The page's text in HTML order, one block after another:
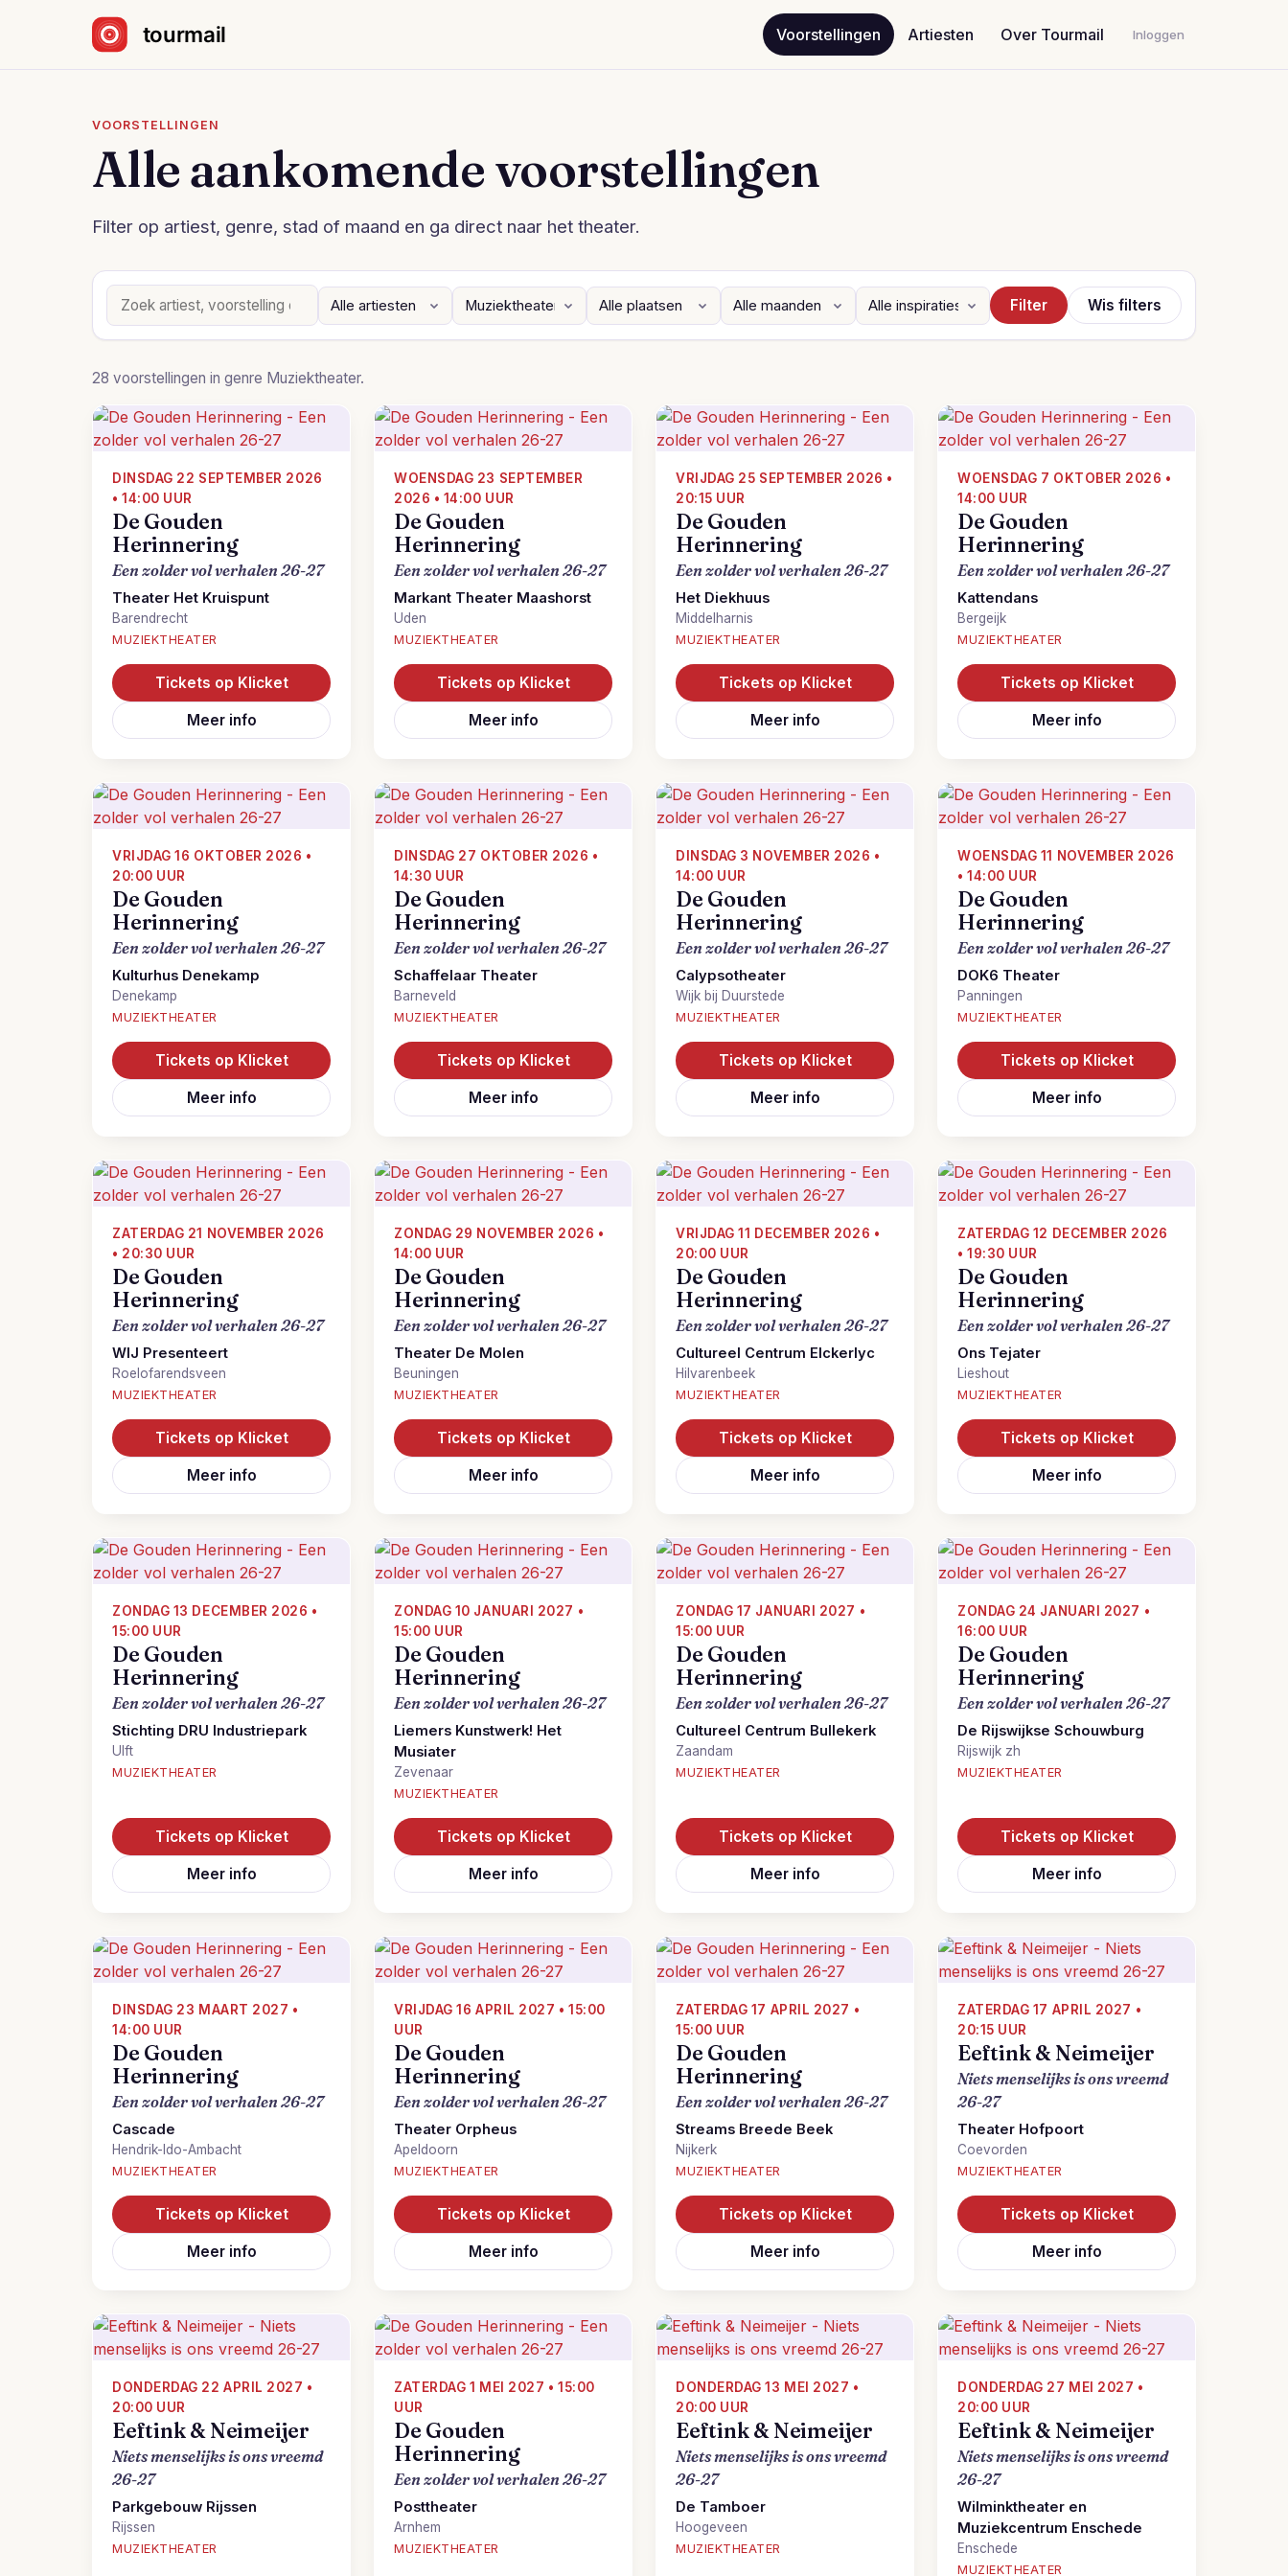
Voorstellingen
Artiesten Over Tourmail Inloggen
VOORSTELLINGEN
Alle aankomende voorstellingen
Filter op artiest, genre, stad of maand en ga direct naar het theater.
Filter Wis filters
28 voorstellingen in genre Muziektheater.
DINSDAG 22 SEPTEMBER 2026
• 14:00 UUR
De Gouden
Herinnering
Een zolder vol verhalen 26-27
Theater Het Kruispunt
Barendrecht
MUZIEKTHEATER
Tickets op Klicket
Meer info
WOENSDAG 23 SEPTEMBER
2026 • 14:00 UUR
De Gouden
Herinnering
Een zolder vol verhalen 26-27
Markant Theater Maashorst
Uden
MUZIEKTHEATER
Tickets op Klicket
Meer info
VRIJDAG 25 SEPTEMBER 2026 •
20:15 UUR
De Gouden
Herinnering
Een zolder vol verhalen 26-27
Het Diekhuus
Middelharnis
MUZIEKTHEATER
Tickets op Klicket
Meer info
WOENSDAG 7 OKTOBER 2026 •
14:00 UUR
De Gouden
Herinnering
Een zolder vol verhalen 26-27
Kattendans
Bergeijk
MUZIEKTHEATER
Tickets op Klicket
Meer info
VRIJDAG 16 OKTOBER 2026 •
20:00 UUR
De Gouden
Herinnering
Een zolder vol verhalen 26-27
Kulturhus Denekamp
Denekamp
MUZIEKTHEATER
Tickets op Klicket
Meer info
DINSDAG 27 OKTOBER 2026 •
14:30 UUR
De Gouden
Herinnering
Een zolder vol verhalen 26-27
Schaffelaar Theater
Barneveld
MUZIEKTHEATER
Tickets op Klicket
Meer info
DINSDAG 3 NOVEMBER 2026 •
14:00 UUR
De Gouden
Herinnering
Een zolder vol verhalen 26-27
Calypsotheater
Wijk bij Duurstede
MUZIEKTHEATER
Tickets op Klicket
Meer info
WOENSDAG 11 NOVEMBER 2026
• 14:00 UUR
De Gouden
Herinnering
Een zolder vol verhalen 26-27
DOK6 Theater
Panningen
MUZIEKTHEATER
Tickets op Klicket
Meer info
ZATERDAG 21 NOVEMBER 2026
• 20:30 UUR
De Gouden
Herinnering
Een zolder vol verhalen 26-27
WIJ Presenteert
Roelofarendsveen
MUZIEKTHEATER
Tickets op Klicket
Meer info
ZONDAG 29 NOVEMBER 2026 •
14:00 UUR
De Gouden
Herinnering
Een zolder vol verhalen 26-27
Theater De Molen
Beuningen
MUZIEKTHEATER
Tickets op Klicket
Meer info
VRIJDAG 11 DECEMBER 2026 •
20:00 UUR
De Gouden
Herinnering
Een zolder vol verhalen 26-27
Cultureel Centrum Elckerlyc
Hilvarenbeek
MUZIEKTHEATER
Tickets op Klicket
Meer info
ZATERDAG 12 DECEMBER 2026
• 19:30 UUR
De Gouden
Herinnering
Een zolder vol verhalen 26-27
Ons Tejater
Lieshout
MUZIEKTHEATER
Tickets op Klicket
Meer info
ZONDAG 13 DECEMBER 2026 •
15:00 UUR
De Gouden
Herinnering
Een zolder vol verhalen 26-27
Stichting DRU Industriepark
Ulft
MUZIEKTHEATER
Tickets op Klicket
Meer info
ZONDAG 10 JANUARI 2027 •
15:00 UUR
De Gouden
Herinnering
Een zolder vol verhalen 26-27
Liemers Kunstwerk! Het
Musiater
Zevenaar
MUZIEKTHEATER
Tickets op Klicket
Meer info
ZONDAG 17 JANUARI 2027 •
15:00 UUR
De Gouden
Herinnering
Een zolder vol verhalen 26-27
Cultureel Centrum Bullekerk
Zaandam
MUZIEKTHEATER
Tickets op Klicket
Meer info
ZONDAG 24 JANUARI 2027 •
16:00 UUR
De Gouden
Herinnering
Een zolder vol verhalen 26-27
De Rijswijkse Schouwburg
Rijswijk zh
MUZIEKTHEATER
Tickets op Klicket
Meer info
DINSDAG 23 MAART 2027 •
14:00 UUR
De Gouden
Herinnering
Een zolder vol verhalen 26-27
Cascade
Hendrik-Ido-Ambacht
MUZIEKTHEATER
Tickets op Klicket
Meer info
VRIJDAG 16 APRIL 2027 • 15:00
UUR
De Gouden
Herinnering
Een zolder vol verhalen 26-27
Theater Orpheus
Apeldoorn
MUZIEKTHEATER
Tickets op Klicket
Meer info
ZATERDAG 17 APRIL 2027 •
15:00 UUR
De Gouden
Herinnering
Een zolder vol verhalen 26-27
Streams Breede Beek
Nijkerk
MUZIEKTHEATER
Tickets op Klicket
Meer info
ZATERDAG 17 APRIL 2027 •
20:15 UUR
Eeftink & Neimeijer
Niets menselijks is ons vreemd
26-27
Theater Hofpoort
Coevorden
MUZIEKTHEATER
Tickets op Klicket
Meer info
DONDERDAG 22 APRIL 2027 •
20:00 UUR
Eeftink & Neimeijer
Niets menselijks is ons vreemd
26-27
Parkgebouw Rijssen
Rijssen
MUZIEKTHEATER
ZATERDAG 1 MEI 2027 • 15:00
UUR
De Gouden
Herinnering
Een zolder vol verhalen 26-27
Posttheater
Arnhem
MUZIEKTHEATER
DONDERDAG 13 MEI 2027 •
20:00 UUR
Eeftink & Neimeijer
Niets menselijks is ons vreemd
26-27
De Tamboer
Hoogeveen
MUZIEKTHEATER
DONDERDAG 27 MEI 2027 •
20:00 UUR
Eeftink & Neimeijer
Niets menselijks is ons vreemd
26-27
Wilminktheater en
Muziekcentrum Enschede
Enschede
MUZIEKTHEATER